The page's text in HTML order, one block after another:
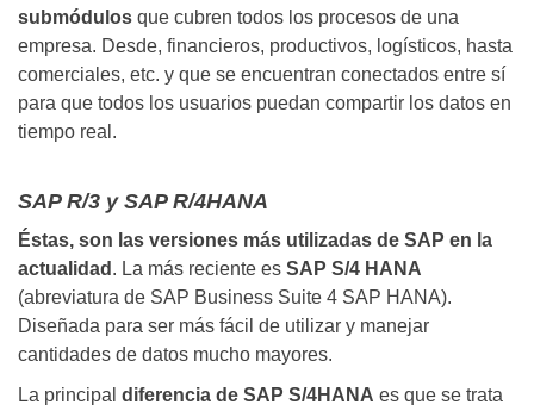
submódulos que cubren todos los procesos de una
empresa. Desde, financieros, productivos, logísticos, hasta
comerciales, etc. y que se encuentran conectados entre sí
para que todos los usuarios puedan compartir los datos en
tiempo real.
SAP R/3 y SAP R/4HANA
Éstas, son las versiones más utilizadas de SAP en la
actualidad . La más reciente es SAP S/4 HANA
(abreviatura de SAP Business Suite 4 SAP HANA).
Diseñada para ser más fácil de utilizar y manejar
cantidades de datos mucho mayores.
La principal diferencia de SAP S/4HANA es que se trata